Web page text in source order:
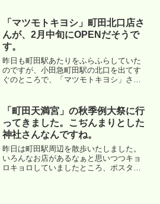
う通路が混雑していたのですが、また同
じ感じになるのでしょうか。
「マツモトキヨシ」町田北口店さ
んが、2月中旬にOPENだそうで
す。
昨日も町田駅あたりをふらふらしていた
のですが、小田急町田駅の北口を出てす
ぐのところで、「マツモトキヨシ」さん
「町田天満宮」の秋季例大祭に行
ってきました。こぢんまりとした
神社さんなんですね。
昨日は町田駅周辺を散歩いたしました。
いろんなお店があるなぁと思いつつキョ
ロキョロしていましたところ、ポスター